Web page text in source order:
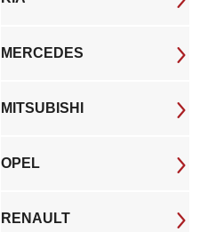
MERCEDES
MITSUBISHI
OPEL
RENAULT